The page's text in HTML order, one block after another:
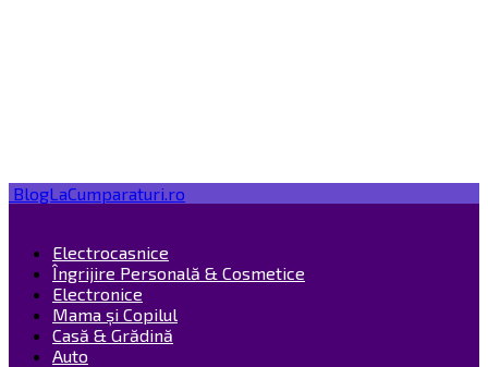
BlogLaCumparaturi.ro
Electrocasnice
Îngrijire Personală & Cosmetice
Electronice
Mama și Copilul
Casă & Grădină
Auto